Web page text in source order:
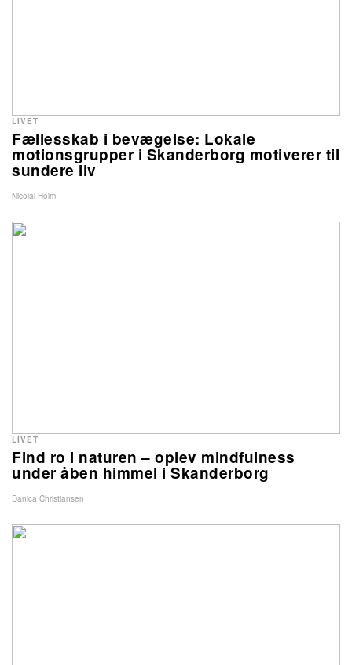
Fællesskab i bevægelse: Lokale
motionsgrupper i Skanderborg motiverer til
sundere liv
LIVET
Nicolai Holm
Find ro i naturen – oplev mindfulness
under åben himmel i Skanderborg
LIVET
Danica Christiansen